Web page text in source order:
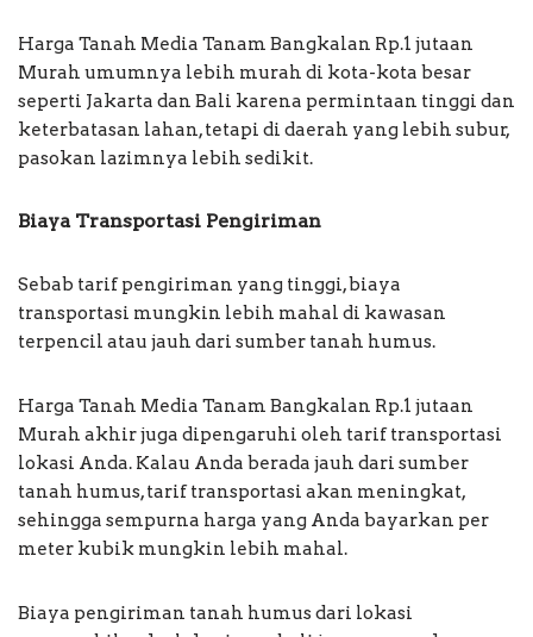
Harga Tanah Media Tanam Bangkalan Rp.1 jutaan
Murah umumnya lebih murah di kota-kota besar
seperti Jakarta dan Bali karena permintaan tinggi dan
keterbatasan lahan, tetapi di daerah yang lebih subur,
pasokan lazimnya lebih sedikit.
Biaya Transportasi Pengiriman
Sebab tarif pengiriman yang tinggi, biaya
transportasi mungkin lebih mahal di kawasan
terpencil atau jauh dari sumber tanah humus.
Harga Tanah Media Tanam Bangkalan Rp.1 jutaan
Murah akhir juga dipengaruhi oleh tarif transportasi
lokasi Anda. Kalau Anda berada jauh dari sumber
tanah humus, tarif transportasi akan meningkat,
sehingga sempurna harga yang Anda bayarkan per
meter kubik mungkin lebih mahal.
Biaya pengiriman tanah humus dari lokasi